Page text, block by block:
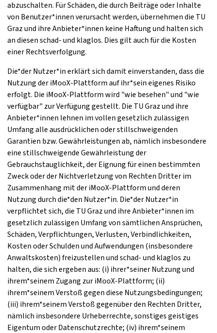
abzuschalten. Für Schäden, die durch Beiträge oder Inhalte
von Benutzer*innen verursacht werden, übernehmen die TU
Graz und ihre Anbieter*innen keine Haftung und halten sich
an diesen schad- und klaglos. Dies gilt auch für die Kosten
einer Rechtsverfolgung.
Die*der Nutzer*in erklärt sich damit einverstanden, dass die
Nutzung der iMooX-Plattform auf ihr*sein eigenes Risiko
erfolgt. Die iMooX-Plattform wird "wie besehen" und "wie
verfügbar" zur Verfügung gestellt. Die TU Graz und ihre
Anbieter*innen lehnen im vollen gesetzlich zulässigen
Umfang alle ausdrücklichen oder stillschweigenden
Garantien bzw. Gewährleistungen ab, nämlich insbesondere
eine stillschweigende Gewährleistung der
Gebrauchstauglichkeit, der Eignung für einen bestimmten
Zweck oder der Nichtverletzung von Rechten Dritter im
Zusammenhang mit der iMooX-Plattform und deren
Nutzung durch die*den Nutzer*in. Die*der Nutzer*in
verpflichtet sich, die TU Graz und ihre Anbieter*innen im
gesetzlich zulässigen Umfang von sämtlichen Ansprüchen,
Schäden, Verpflichtungen, Verlusten, Verbindlichkeiten,
Kosten oder Schulden und Aufwendungen (insbesondere
Anwaltskosten) freizustellen und schad- und klaglos zu
halten, die sich ergeben aus: (i) ihrer*seiner Nutzung und
ihrem*seinem Zugang zur iMooX-Plattform; (ii)
ihrem*seinem Verstoß gegen diese Nutzungsbedingungen;
(iii) ihrem*seinem Verstoß gegenüber den Rechten Dritter,
nämlich insbesondere Urheberrechte, sonstiges geistiges
Eigentum oder Datenschutzrechte; (iv) ihrem*seinem